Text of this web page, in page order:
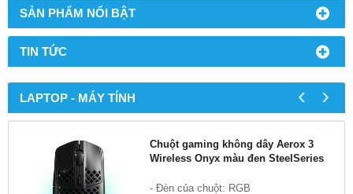
SẢN PHẨM NỔI BẬT
TIN TỨC
LAPTOP - MÁY TÍNH
Chuột gaming không dây Aerox 3
Wireless Onyx màu đen SteelSeries
- Đèn của chuột: RGB
‹ ›